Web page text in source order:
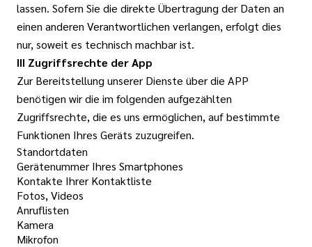
lassen. Sofern Sie die direkte Übertragung der Daten an
einen anderen Verantwortlichen verlangen, erfolgt dies
nur, soweit es technisch machbar ist.
III Zugriffsrechte der App
Zur Bereitstellung unserer Dienste über die APP
benötigen wir die im folgenden aufgezählten
Zugriffsrechte, die es uns ermöglichen, auf bestimmte
Funktionen Ihres Geräts zuzugreifen.
Standortdaten
Gerätenummer Ihres Smartphones
Kontakte Ihrer Kontaktliste
Fotos, Videos
Anruflisten
Kamera
Mikrofon